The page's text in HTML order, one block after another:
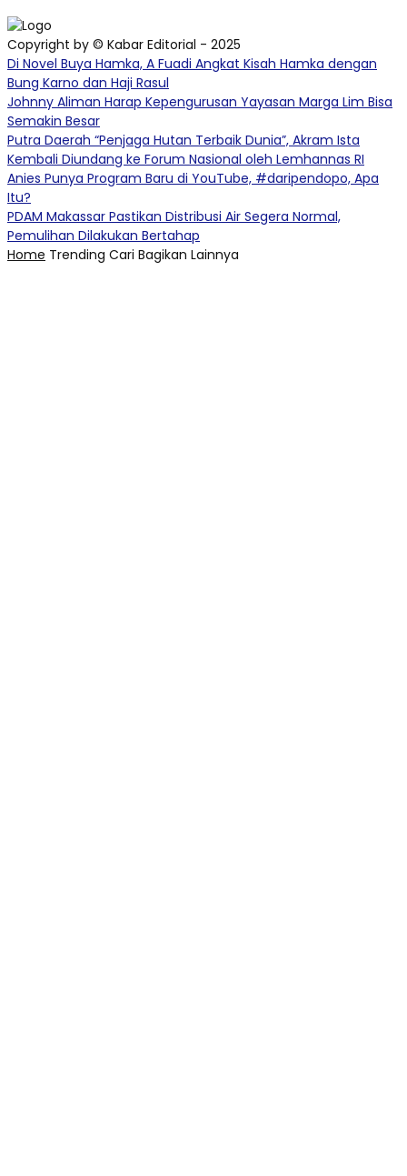
Copyright by © Kabar Editorial - 2025
Di Novel Buya Hamka, A Fuadi Angkat Kisah Hamka dengan
Bung Karno dan Haji Rasul
Johnny Aliman Harap Kepengurusan Yayasan Marga Lim Bisa
Semakin Besar
Putra Daerah “Penjaga Hutan Terbaik Dunia”, Akram Ista
Kembali Diundang ke Forum Nasional oleh Lemhannas RI
Anies Punya Program Baru di YouTube, #daripendopo, Apa
Itu?
PDAM Makassar Pastikan Distribusi Air Segera Normal,
Pemulihan Dilakukan Bertahap
Home Trending Cari Bagikan Lainnya